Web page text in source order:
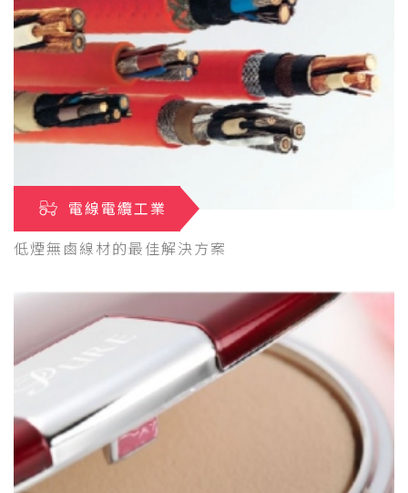
電線電纜工業
低煙無鹵線材的最佳解決方案